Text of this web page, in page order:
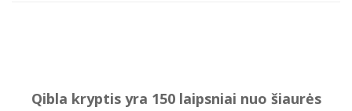
Qibla kryptis yra 150 laipsniai nuo šiaurės